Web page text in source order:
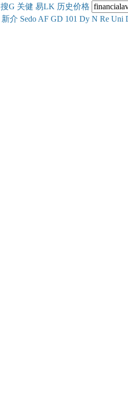
搜G 关健 易LK 历史价格
新介 Sedo AF GD 101 Dy N Re Uni